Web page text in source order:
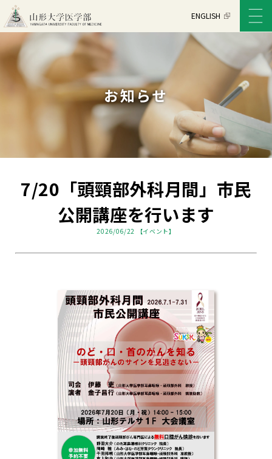
ENGLISH
お知らせ
7/20「頭頸部外科月間」市民
公開講座を行います
2026/06/22 【イベント】